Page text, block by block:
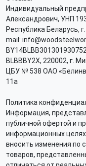
Индивидуальный
Александрович, УНП
Республика Беларусь,
mail:
BLBBBY2X, 220002, г.
ЦБУ № 538 ОАО
11а
Политика
Информация,
публичной офертой и
информационных
вносить изменения по
товаров,